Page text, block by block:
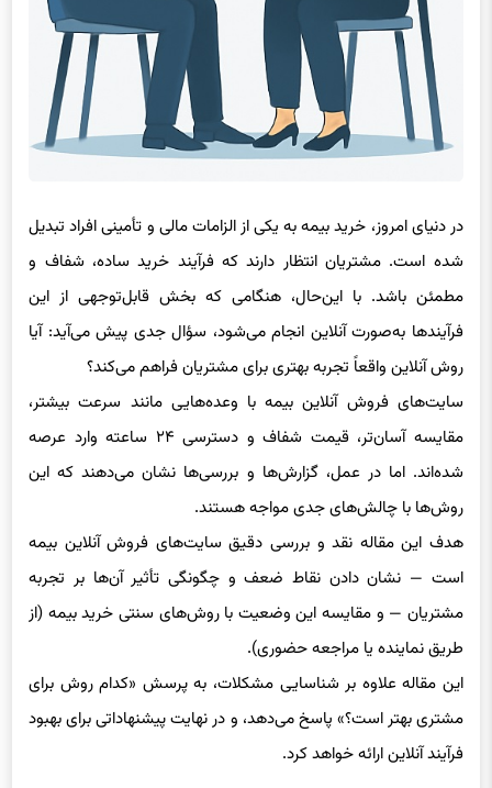
در دنیای امروز، خرید بیمه به یکی از الزامات مالی و تأمینی افراد تبدیل
شده است. مشتریان انتظار دارند که فرآیند خرید ساده، شفاف و
مطمئن باشد. با این‌حال، هنگامی که بخش قابل‌توجهی از این
فرآیندها به‌صورت آنلاین انجام می‌شود، سؤال جدی پیش می‌آید: آیا
روش آنلاین واقعاً تجربه بهتری برای مشتریان فراهم می‌کند؟
سایت‌های فروش آنلاین بیمه با وعده‌هایی مانند سرعت بیشتر،
مقایسه آسان‌تر، قیمت شفاف و دسترسی ۲۴ ساعته وارد عرصه
شده‌اند. اما در عمل، گزارش‌ها و بررسی‌ها نشان می‌دهند که این
روش‌ها با چالش‌های جدی مواجه هستند.
هدف این مقاله نقد و بررسی دقیق سایت‌های فروش آنلاین بیمه
است — نشان دادن نقاط ضعف و چگونگی تأثیر آن‌ها بر تجربه
مشتریان — و مقایسه این وضعیت با روش‌های سنتی خرید بیمه (از
طریق نماینده یا مراجعه حضوری).
این مقاله علاوه بر شناسایی مشکلات، به پرسش «کدام روش برای
مشتری بهتر است؟» پاسخ می‌دهد، و در نهایت پیشنهاداتی برای بهبود
فرآیند آنلاین ارائه خواهد کرد.